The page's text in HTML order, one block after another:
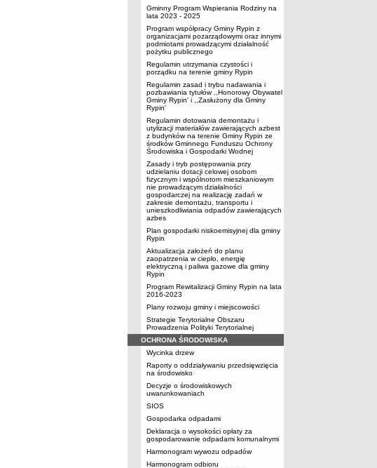
Gminny Program Wspierania Rodziny na
lata 2023 - 2025
Program współpracy Gminy Rypin z
organizacjami pozarządowymi oraz innymi
podmiotami prowadzącymi działalność
pożytku publicznego
Regulamin utrzymania czystości i
porządku na terenie gminy Rypin
Regulamin zasad i trybu nadawania i
pozbawiania tytułów ,,Honorowy Obywatel
Gminy Rypin' i ,,Zasłużony dla Gminy
Rypin'
Regulamin dotowania demontażu i
utylizacji materiałów zawierających azbest
z budynków na terenie Gminy Rypin ze
środków Gminnego Funduszu Ochrony
Środowiska i Gospodarki Wodnej
Zasady i tryb postępowania przy
udzielaniu dotacji celowej osobom
fizycznym i wspólnotom mieszkaniowym
nie prowadzącym działalności
gospodarczej na realizację zadań w
zakresie demontażu, transportu i
unieszkodliwiania odpadów zawierających
azbes
Plan gospodarki niskoemisyjnej dla gminy
Rypin
Aktualizacja założeń do planu
zaopatrzenia w ciepło, energię
elektryczną i paliwa gazowe dla gminy
Rypin
Program Rewitalizacji Gminy Rypin na lata
2016-2023
Plany rozwoju gminy i miejscowości
Strategie Terytorialne Obszaru
Prowadzenia Polityki Terytorialnej
OCHRONA ŚRODOWISKA
Wycinka drzew
Raporty o oddziaływaniu przedsięwzięcia
na środowisko
Decyzje o środowiskowych
uwarunkowaniach
SIOS
Gospodarka odpadami
Deklaracja o wysokości opłaty za
gospodarowanie odpadami komunalnymi
Harmonogram wywozu odpadów
Harmonogram odbioru